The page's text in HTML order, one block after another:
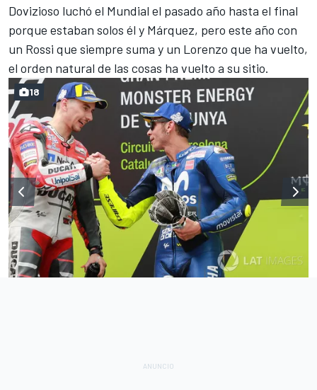
Dovizioso luchó el Mundial el pasado año hasta el final
porque estaban solos él y Márquez, pero este año con
un Rossi que siempre suma y un Lorenzo que ha vuelto,
el orden natural de las cosas ha vuelto a su sitio.
18